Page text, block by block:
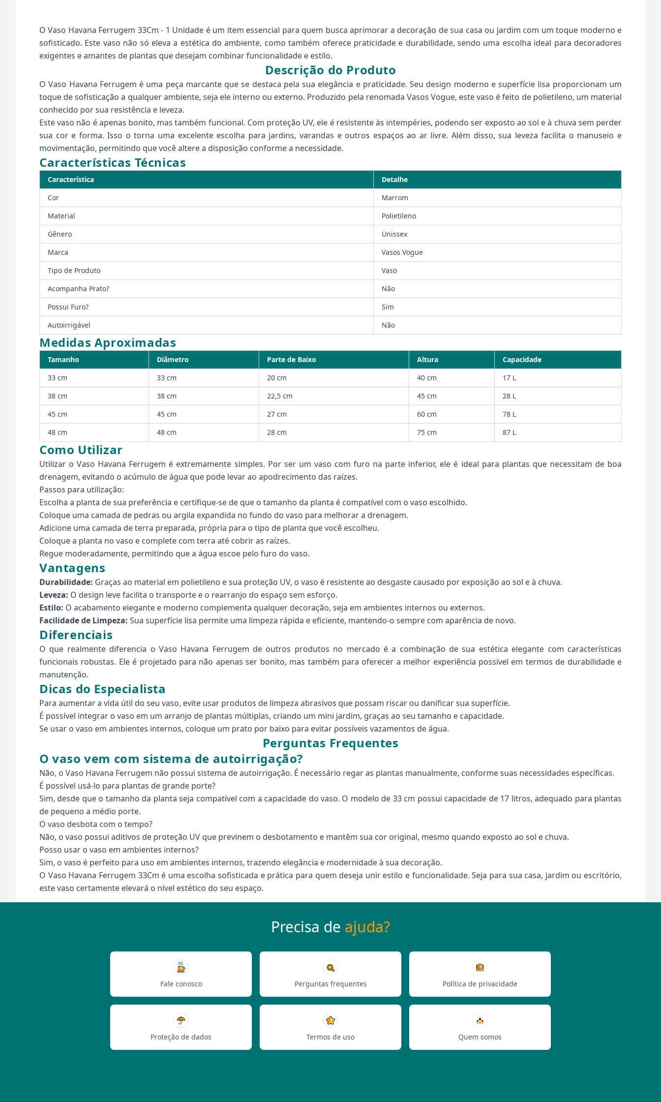
O Vaso Havana Ferrugem 33Cm - 1 Unidade é um item essencial para quem busca aprimorar a decoração de sua casa ou jardim com um toque moderno e
sofisticado. Este vaso não só eleva a estética do ambiente, como também oferece praticidade e durabilidade, sendo uma escolha ideal para decoradores
exigentes e amantes de plantas que desejam combinar funcionalidade e estilo.
Descrição do Produto
O Vaso Havana Ferrugem é uma peça marcante que se destaca pela sua elegância e praticidade. Seu design moderno e superfície lisa proporcionam um
toque de sofisticação a qualquer ambiente, seja ele interno ou externo. Produzido pela renomada Vasos Vogue, este vaso é feito de polietileno, um material
conhecido por sua resistência e leveza.
Este vaso não é apenas bonito, mas também funcional. Com proteção UV, ele é resistente às intempéries, podendo ser exposto ao sol e à chuva sem perder
sua cor e forma. Isso o torna uma excelente escolha para jardins, varandas e outros espaços ao ar livre. Além disso, sua leveza facilita o manuseio e
movimentação, permitindo que você altere a disposição conforme a necessidade.
Características Técnicas
Característica
Detalhe
Cor
Marrom
Material
Polietileno
Gênero
Unissex
Marca
Vasos Vogue
Tipo de Produto
Vaso
Acompanha Prato?
Não
Possui Furo?
Sim
Autoirrigável
Não
Medidas Aproximadas
Tamanho Diâmetro Parte de Baixo Altura
Capacidade
33 cm
33 cm 20 cm 40 cm
17 L
38 cm
38 cm 22,5 cm 45 cm
28 L
45 cm
45 cm 27 cm 60 cm
78 L
48 cm
48 cm 28 cm 75 cm 87 L
Como Utilizar
Utilizar o Vaso Havana Ferrugem é extremamente simples. Por ser um vaso com furo na parte inferior, ele é ideal para plantas que necessitam de boa
drenagem, evitando o acúmulo de água que pode levar ao apodrecimento das raízes.
Passos para utilização:
Escolha a planta de sua preferência e certifique-se de que o tamanho da planta é compatível com o vaso escolhido.
Coloque uma camada de pedras ou argila expandida no fundo do vaso para melhorar a drenagem.
Adicione uma camada de terra preparada, própria para o tipo de planta que você escolheu.
Coloque a planta no vaso e complete com terra até cobrir as raízes.
Regue moderadamente, permitindo que a água escoe pelo furo do vaso.
Vantagens
Durabilidade: Graças ao material em polietileno e sua proteção UV, o vaso é resistente ao desgaste causado por exposição ao sol e à chuva.
Leveza: O design leve facilita o transporte e o rearranjo do espaço sem esforço.
Estilo: O acabamento elegante e moderno complementa qualquer decoração, seja em ambientes internos ou externos.
Facilidade de Limpeza: Sua superfície lisa permite uma limpeza rápida e eficiente, mantendo-o sempre com aparência de novo.
Diferenciais
O que realmente diferencia o Vaso Havana Ferrugem de outros produtos no mercado é a combinação de sua estética elegante com características
funcionais robustas. Ele é projetado para não apenas ser bonito, mas também para oferecer a melhor experiência possível em termos de durabilidade e
manutenção.
Dicas do Especialista
Para aumentar a vida útil do seu vaso, evite usar produtos de limpeza abrasivos que possam riscar ou danificar sua superfície.
É possível integrar o vaso em um arranjo de plantas múltiplas, criando um mini jardim, graças ao seu tamanho e capacidade.
Se usar o vaso em ambientes internos, coloque um prato por baixo para evitar possíveis vazamentos de água.
Perguntas Frequentes
O vaso vem com sistema de autoirrigação?
Não, o Vaso Havana Ferrugem não possui sistema de autoirrigação. É necessário regar as plantas manualmente, conforme suas necessidades específicas.
É possível usá-lo para plantas de grande porte?
Sim, desde que o tamanho da planta seja compatível com a capacidade do vaso. O modelo de 33 cm possui capacidade de 17 litros, adequado para plantas
de pequeno a médio porte.
O vaso desbota com o tempo?
Não, o vaso possui aditivos de proteção UV que previnem o desbotamento e mantêm sua cor original, mesmo quando exposto ao sol e chuva.
Posso usar o vaso em ambientes internos?
Sim, o vaso é perfeito para uso em ambientes internos, trazendo elegância e modernidade à sua decoração.
O Vaso Havana Ferrugem 33Cm é uma escolha sofisticada e prática para quem deseja unir estilo e funcionalidade. Seja para sua casa, jardim ou escritório,
este vaso certamente elevará o nível estético do seu espaço.
Precisa de ajuda?
Fale conosco Perguntas frequentes Política de privacidade
Proteção de dados Termos de uso Quem somos